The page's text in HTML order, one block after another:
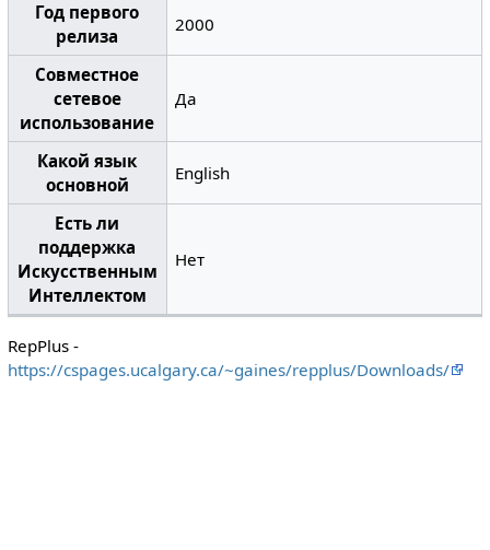
Год первого
релиза
2000
Совместное
сетевое
использование
Да
Какой язык
основной
English
Есть ли
поддержка
Искусственным
Интеллектом
Нет
RepPlus -
https://cspages.ucalgary.ca/~gaines/repplus/Downloads/